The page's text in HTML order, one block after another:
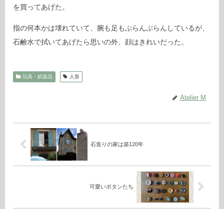
を買ってあげた。
指の何本かは壊れていて、腕も足もぶらんぶらんしているが、
石鹸水で拭いてあげたら思いの外、顔はきれいだった。
玩具・娯楽品 人形
Atelier M
石造りの家は築120年
可愛いボタンたち